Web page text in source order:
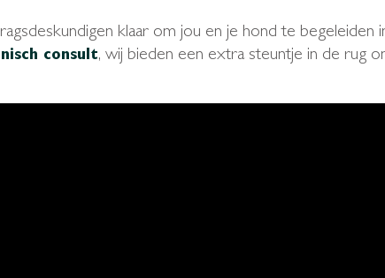
klaar om jou en je hond te
consult, wij bieden een extra steuntje in de rug